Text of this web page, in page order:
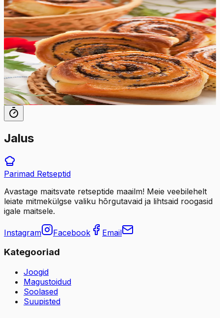
Keskmine
5.0Hinnang:(5)
Moonirullid
Klassikalised moonirullid mõnusa pehme taina ja rohkete
mooniseemnetega on alati suurepärane saiake
vahepalaks.
40min
12tk
Jalus
Parimad Retseptid
Avastage maitsvate retseptide maailm! Meie veebilehelt
leiate mitmekülgse valiku hõrgutavaid ja lihtsaid roogasid
igale maitsele.
Instagram Facebook Email
Kategooriad
Joogid
Magustoidud
Soolased
Suupisted